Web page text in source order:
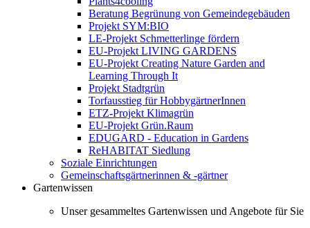
Beratung Begrünung von Gemeindegebäuden
Projekt SYM:BIO
LE-Projekt Schmetterlinge fördern
EU-Projekt LIVING GARDENS
EU-Projekt Creating Nature Garden and
Learning Through It
Projekt Stadtgrün
Torfausstieg für HobbygärtnerInnen
ETZ-Projekt Klimagrün
EU-Projekt Grün.Raum
EDUGARD - Education in Gardens
ReHABITAT Siedlung
Soziale Einrichtungen
Gemeinschaftsgärtnerinnen & -gärtner
Gartenwissen
Unser gesammeltes Gartenwissen und Angebote für Sie